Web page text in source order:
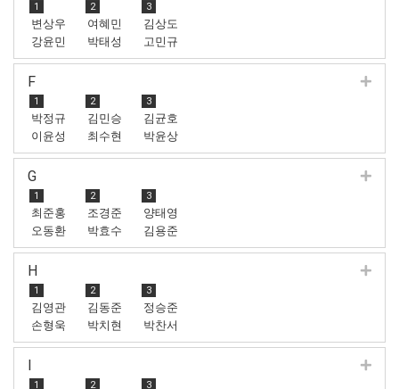
1
변상우
강윤민
2
여혜민
박태성
3
김상도
고민규
F
1
박정규
이윤성
2
김민승
최수현
3
김균호
박윤상
G
1
최준홍
오동환
2
조경준
박효수
3
양태영
김용준
H
1
김영관
손형욱
2
김동준
박치현
3
정승준
박찬서
I
1 2 3